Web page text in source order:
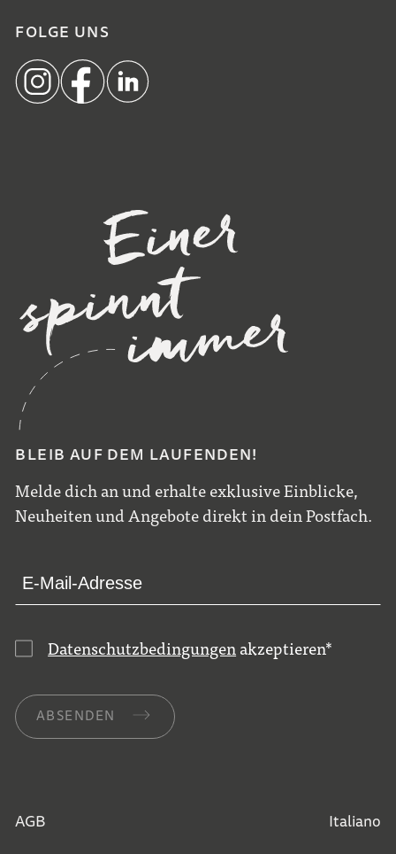
BLEIB AUF DEM LAUFENDEN!
Melde dich an und erhalte exklusive Einblicke,
Neuheiten und Angebote direkt in dein Postfach.
Datenschutzbedingungen akzeptieren*
ABSENDEN
FOLGE UNS
AGB
Italiano